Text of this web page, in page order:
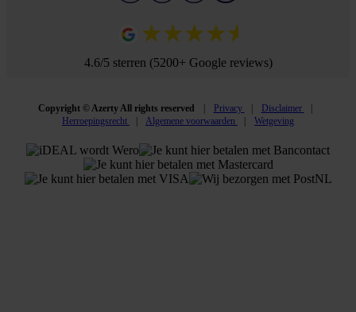
4.6/5 sterren (5200+ Google reviews)
Copyright © Azerty All rights reserved Privacy
Disclaimer
Herroepingsrecht
Algemene voorwaarden Wetgeving